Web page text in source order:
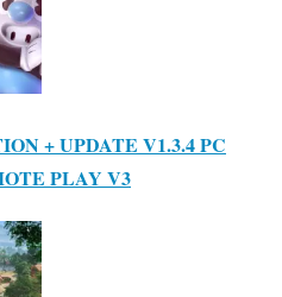
+ UPDATE V1.3.4 PC
PLAY V3